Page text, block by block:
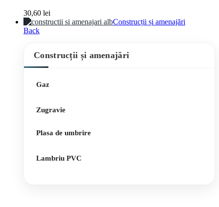
30,60 lei
Construcții și amenajări
Back
Construcții și amenajări
Gaz
Zugravie
Plasa de umbrire
Lambriu PVC